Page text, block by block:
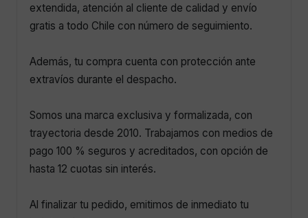
extendida, atención al cliente de calidad y envío
gratis a todo Chile con número de seguimiento.
Además, tu compra cuenta con protección ante
extravíos durante el despacho.
Somos una marca exclusiva y formalizada, con
trayectoria desde 2010. Trabajamos con medios de
pago 100 % seguros y acreditados, con opción de
hasta 12 cuotas sin interés.
Al finalizar tu pedido, emitimos de inmediato tu